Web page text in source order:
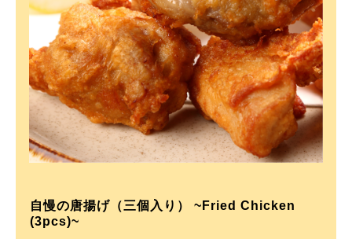
自慢の唐揚げ（三個入り） ~Fried Chicken
(3pcs)~